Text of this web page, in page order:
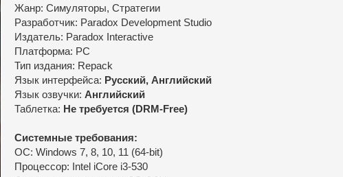
Жанр: Симуляторы, Стратегии
Разработчик: Paradox Development Studio
Издатель: Paradox Interactive
Платформа: PC
Тип издания: Repack
Язык интерфейса: Русский, Английский
Язык озвучки: Английский
Таблетка: Не требуется (DRM-Free)
Системные требования:
ОС: Windows 7, 8, 10, 11 (64-bit)
Процессор: Intel iCore i3-530